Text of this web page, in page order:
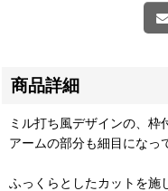
商品詳細
ミル打ち風デザインの、枠
アームの部分も細目になっ
ふっくらとしたカットを施